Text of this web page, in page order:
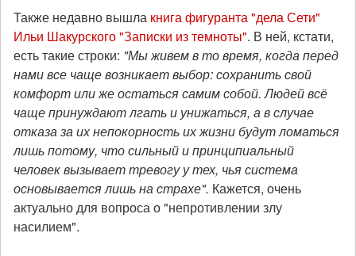
Также недавно вышла книга фигуранта "дела Сети"
Ильи Шакурского "Записки из темноты". В ней, кстати,
есть такие строки: "Мы живем в то время, когда перед
нами все чаще возникает выбор: сохранить свой
комфорт или же остаться самим собой. Людей всё
чаще принуждают лгать и унижаться, а в случае
отказа за их непокорность их жизни будут ломаться
лишь потому, что сильный и принципиальный
человек вызывает тревогу у тех, чья система
основывается лишь на страхе". Кажется, очень
актуально для вопроса о "непротивлении злу
насилием".